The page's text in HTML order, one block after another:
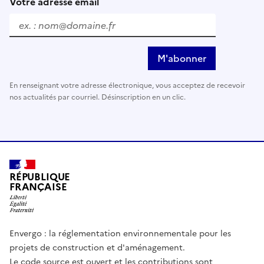
M'abonner
En renseignant votre adresse électronique, vous acceptez de recevoir
nos actualités par courriel. Désinscription en un clic.
RÉPUBLIQUE
FRANÇAISE
Envergo : la réglementation environnementale pour les
projets de construction et d'aménagement.